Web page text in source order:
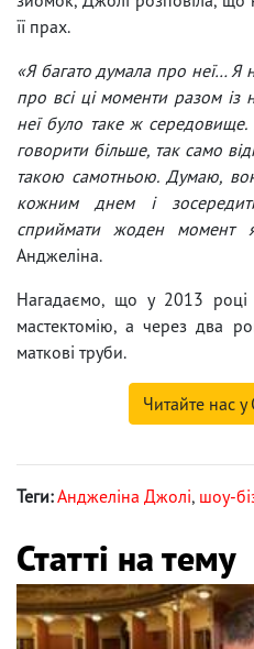
її прах.
«Я багато думала про неї… Я
про всі ці моменти разом із
неї було таке ж
говорити більше, так само
такою самотньою. Думаю,
кожним днем і
сприймати жоден момент
Анджеліна.
Нагадаємо, що у 2013 році
мастектомію, а через два
маткові труби.
Читайте нас
Теги:Анджеліна Джолі, шоу-
Статті на тему